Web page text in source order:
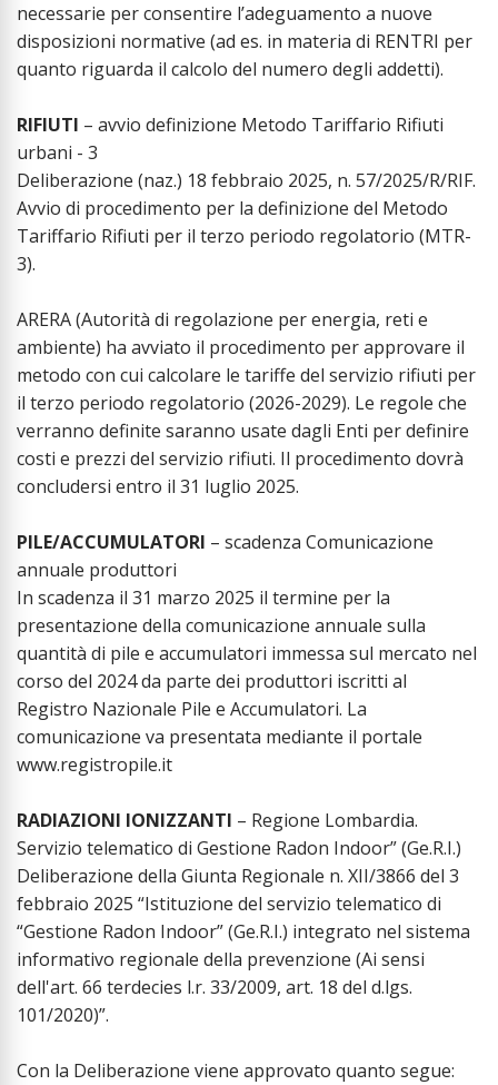
necessarie per consentire l’adeguamento a nuove
disposizioni normative (ad es. in materia di RENTRI per
quanto riguarda il calcolo del numero degli addetti).
RIFIUTI – avvio definizione Metodo Tariffario Rifiuti
urbani - 3
Deliberazione (naz.) 18 febbraio 2025, n. 57/2025/R/RIF.
Avvio di procedimento per la definizione del Metodo
Tariffario Rifiuti per il terzo periodo regolatorio (MTR-
3).
ARERA (Autorità di regolazione per energia, reti e
ambiente) ha avviato il procedimento per approvare il
metodo con cui calcolare le tariffe del servizio rifiuti per
il terzo periodo regolatorio (2026-2029). Le regole che
verranno definite saranno usate dagli Enti per definire
costi e prezzi del servizio rifiuti. Il procedimento dovrà
concludersi entro il 31 luglio 2025.
PILE/ACCUMULATORI – scadenza Comunicazione
annuale produttori
In scadenza il 31 marzo 2025 il termine per la
presentazione della comunicazione annuale sulla
quantità di pile e accumulatori immessa sul mercato nel
corso del 2024 da parte dei produttori iscritti al
Registro Nazionale Pile e Accumulatori. La
comunicazione va presentata mediante il portale
www.registropile.it
RADIAZIONI IONIZZANTI – Regione Lombardia.
Servizio telematico di Gestione Radon Indoor” (Ge.R.I.)
Deliberazione della Giunta Regionale n. XII/3866 del 3
febbraio 2025 “Istituzione del servizio telematico di
“Gestione Radon Indoor” (Ge.R.I.) integrato nel sistema
informativo regionale della prevenzione (Ai sensi
dell'art. 66 terdecies l.r. 33/2009, art. 18 del d.lgs.
101/2020)”.
Con la Deliberazione viene approvato quanto segue: